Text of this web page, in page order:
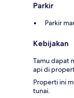
Parkir
Parkir
Kebijakan
Tamu dapat
api di
Properti ini
tunai.